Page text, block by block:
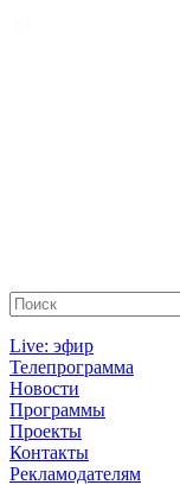
Live: эфир
Телепрограмма
Новости
Программы
Проекты
Контакты
Рекламодателям